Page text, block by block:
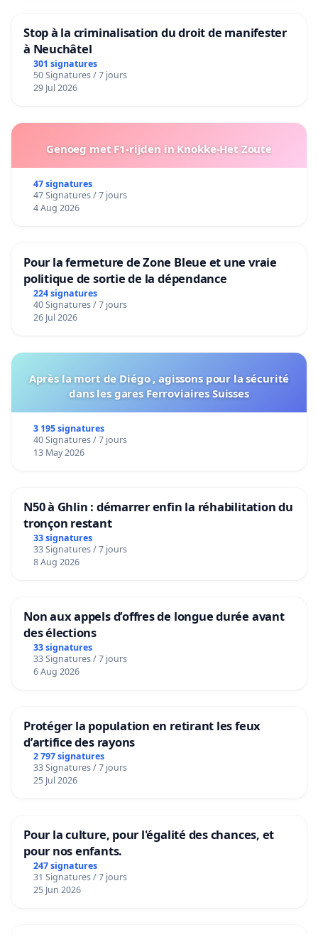
Prix Nobel de la Paix Adolfo Perez Esquivel.
Jean-Pierre Faye
et de l'éditeurFrançois Gèze sur Mediapart :
plus d'informations sur :
H.I.J.O.S. MDP Red Nacional H.I.J.O.S PARIS
Stop à la criminalisation du droit de manifester
à Neuchâtel
301 signatures
50 Signatures / 7 jours
29 Jul 2026
Genoeg met F1-rijden in Knokke-Het Zoute
47 signatures
47 Signatures / 7 jours
4 Aug 2026
Pour la fermeture de Zone Bleue et une vraie
politique de sortie de la dépendance
224 signatures
40 Signatures / 7 jours
26 Jul 2026
Après la mort de Diégo , agissons pour la sécurité
dans les gares Ferroviaires Suisses
3 195 signatures
40 Signatures / 7 jours
13 May 2026
N50 à Ghlin : démarrer enfin la réhabilitation du
tronçon restant
33 signatures
33 Signatures / 7 jours
8 Aug 2026
Non aux appels d’offres de longue durée avant
des élections
33 signatures
33 Signatures / 7 jours
6 Aug 2026
Protéger la population en retirant les feux
d’artifice des rayons
2 797 signatures
33 Signatures / 7 jours
25 Jul 2026
Pour la culture, pour l'égalité des chances, et
pour nos enfants.
247 signatures
31 Signatures / 7 jours
25 Jun 2026